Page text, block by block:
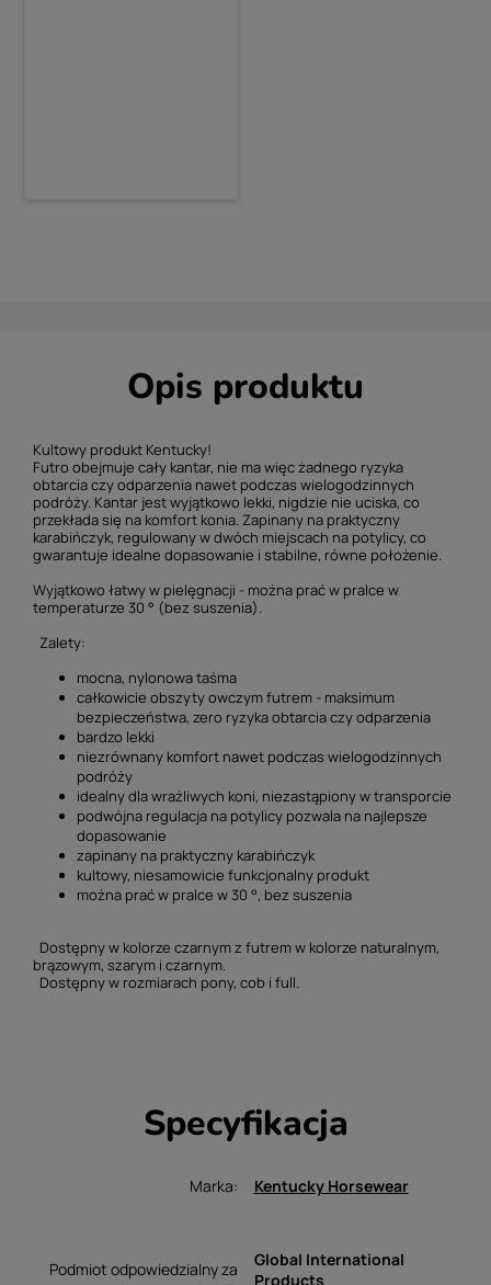
Opis produktu
Kultowy produkt Kentucky!
Futro obejmuje cały kantar, nie ma więc żadnego ryzyka
obtarcia czy odparzenia nawet podczas wielogodzinnych
podróży. Kantar jest wyjątkowo lekki, nigdzie nie uciska, co
przekłada się na komfort konia. Zapinany na praktyczny
karabińczyk, regulowany w dwóch miejscach na potylicy, co
gwarantuje idealne dopasowanie i stabilne, równe położenie.
Wyjątkowo łatwy w pielęgnacji - można prać w pralce w
temperaturze 30 ° (bez suszenia).
Zalety:
mocna, nylonowa taśma
całkowicie obszyty owczym futrem - maksimum
bezpieczeństwa, zero ryzyka obtarcia czy odparzenia
bardzo lekki
niezrównany komfort nawet podczas wielogodzinnych
podróży
idealny dla wrażliwych koni, niezastąpiony w transporcie
podwójna regulacja na potylicy pozwala na najlepsze
dopasowanie
zapinany na praktyczny karabińczyk
kultowy, niesamowicie funkcjonalny produkt
można prać w pralce w 30 °, bez suszenia
Dostępny w kolorze czarnym z futrem w kolorze naturalnym,
brązowym, szarym i czarnym.
Dostępny w rozmiarach pony, cob i full.
Specyfikacja
Marka Kentucky Horsewear
Podmiot odpowiedzialny za
Global International
Products